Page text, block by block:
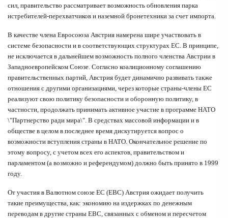
сил, правительство рассматривает возможность обновления парка
истребителей-перехватчиков и наземной бронетехники за счет импорта.
В качестве члена Евросоюза Австрия намерена шире участвовать в
системе безопасности и в соответствующих структурах ЕС. В принципе,
не исключается в дальнейшем возможность полного членства Австрии в
Западноевропейском Союзе. Согласно коалиционному соглашению
правительственных партий, Австрия будет динамично развивать также
отношения с другими организациями, через которые страны-члены ЕС
реализуют свою политику безопасности и оборонную политику, в
частности, продолжать принимать активное участие в программе НАТО
\"Партнерство ради мира\". В средствах массовой информации и в
обществе в целом в последнее время дискутируется вопрос о
возможности вступления страны в НАТО. Окончательное решение по
этому вопросу, с учетом всех его аспектов, правительством и
парламентом (а возможно и референдумом) должно быть принято в 1999
году.
От участия в Валютном союзе ЕС (ЕВС) Австрия ожидает получить
такие преимущества, как: экономию на издержках по денежным
переводам в другие страны ЕВС, связанных с обменом и пересчетом